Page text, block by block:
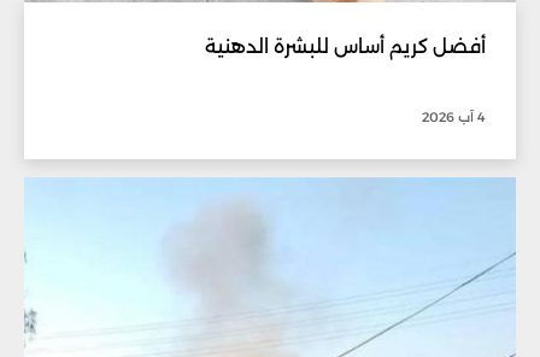
أفضل كريم أساس للبشرة الدهنية
4 آب 2026